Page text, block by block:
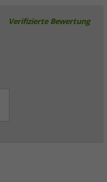
Verifizierte Bewertung